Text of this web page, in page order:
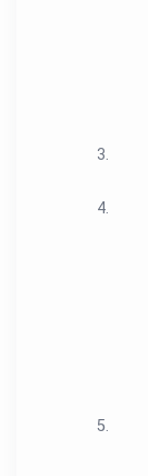
3.
4.
5.